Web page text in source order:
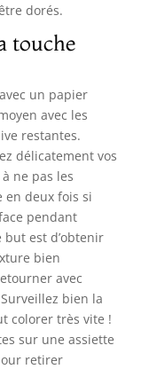
dorés.
touche
un papier
avec les
restantes.
délicatement vos
ne pas les
en deux fois si
pendant
est d’obtenir
bien
avec
bien la
colorer très vite !
sur une assiette
retirer